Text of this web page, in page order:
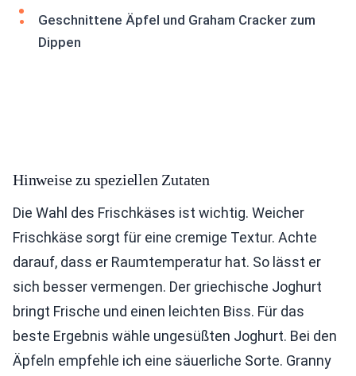
Geschnittene Äpfel und Graham Cracker zum
Dippen
Hinweise zu speziellen Zutaten
Die Wahl des Frischkäses ist wichtig. Weicher
Frischkäse sorgt für eine cremige Textur. Achte
darauf, dass er Raumtemperatur hat. So lässt er
sich besser vermengen. Der griechische Joghurt
bringt Frische und einen leichten Biss. Für das
beste Ergebnis wähle ungesüßten Joghurt. Bei den
Äpfeln empfehle ich eine säuerliche Sorte. Granny